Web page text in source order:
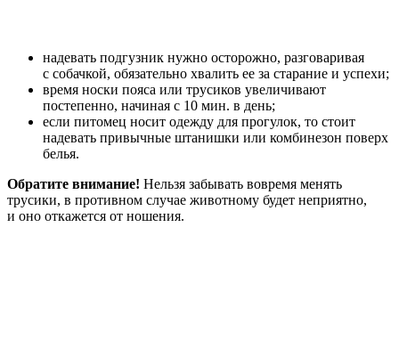
надевать подгузник нужно осторожно, разговаривая
с собачкой, обязательно хвалить ее за старание и успехи;
время носки пояса или трусиков увеличивают
постепенно, начиная с 10 мин. в день;
если питомец носит одежду для прогулок, то стоит
надевать привычные штанишки или комбинезон поверх
белья.
Обратите внимание! Нельзя забывать вовремя менять
трусики, в противном случае животному будет неприятно,
и оно откажется от ношения.